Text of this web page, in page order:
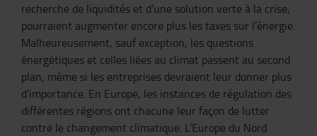
recherche de liquidités et d’une solution verte à la crise,
pourraient augmenter encore plus les taxes sur l’énergie.
Malheureusement, sauf exception, les questions
énergétiques et celles liées au climat passent au second
plan, même si les entreprises devraient leur donner plus
d’importance. En Europe, les instances de régulation des
différentes régions ont chacune leur façon de lutter
contre le changement climatique. L’Europe du Nord